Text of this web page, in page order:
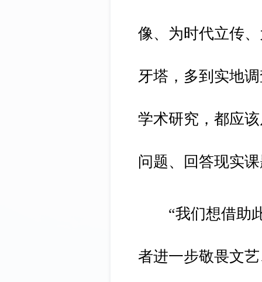
像、为时代立传
牙塔，多到实地
学术研究，都应
问题、回答现实
“我们想借助此
者进一步敬畏文